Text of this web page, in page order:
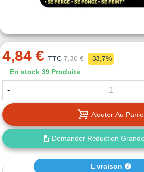
4,84 € TTC 7,30 €
-33,7%
En stock 39 Produits
-
Ajouter Au
Demander Réduction
Livraison